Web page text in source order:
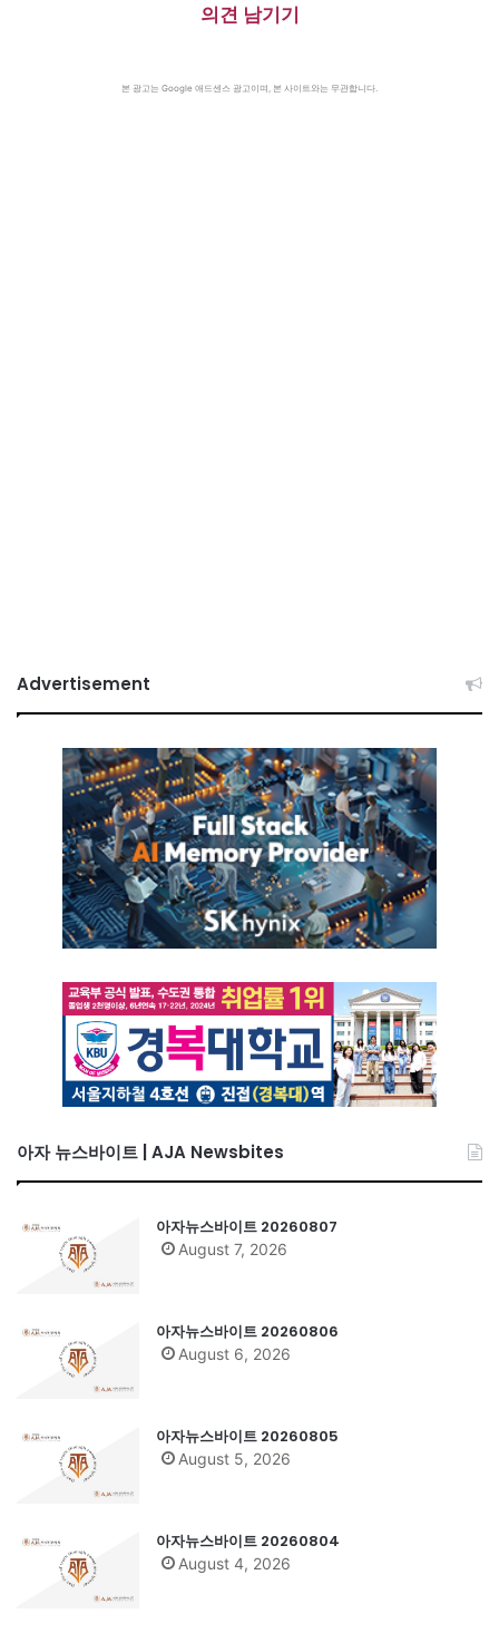
의견 남기기
본 광고는 Google 애드센스 광고이며, 본 사이트와는 무관합니다.
Advertisement
아자 뉴스바이트 | AJA Newsbites
아자뉴스바이트 20260807
August 7, 2026
아자뉴스바이트 20260806
August 6, 2026
아자뉴스바이트 20260805
August 5, 2026
아자뉴스바이트 20260804
August 4, 2026